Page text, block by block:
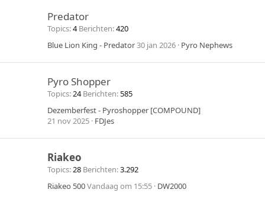
Predator
Topics 4 Berichten 420
Blue Lion King - Predator30 jan 2026 Pyro Nephews
Pyro Shopper
Topics 24 Berichten 585
Dezemberfest - Pyroshopper [COMPOUND]
21 nov 2025 FDJes
Riakeo
Topics 28 Berichten 3.292
Riakeo 500Vandaag om 15:55 DW2000